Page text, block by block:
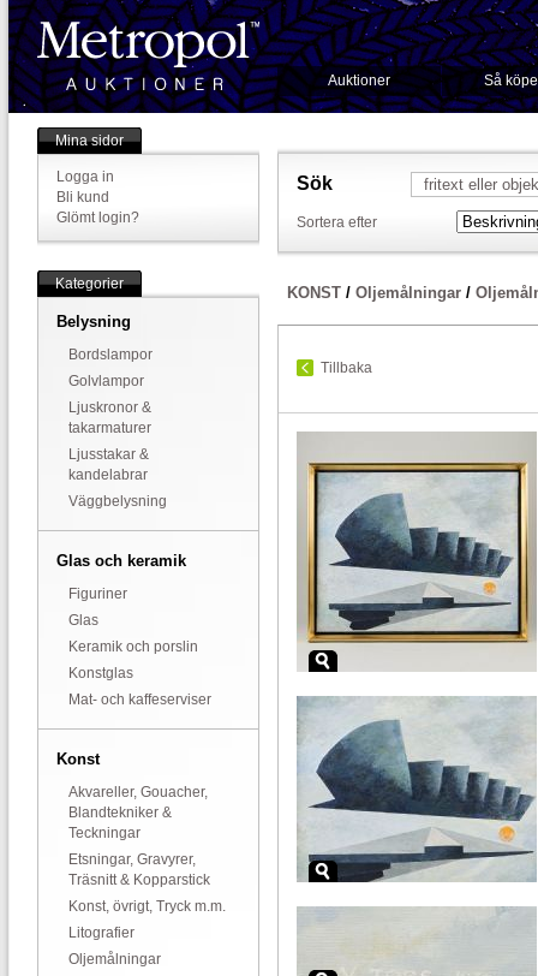
Auktioner Så
Mina sidor
Logga in
Bli kund
Glömt login?
Kategorier
Belysning
Bordslampor
Golvlampor
Ljuskronor &
takarmaturer
Ljusstakar &
kandelabrar
Väggbelysning
Glas och keramik
Figuriner
Glas
Keramik och porslin
Konstglas
Mat- och kaffeserviser
Konst
Akvareller, Gouacher,
Blandtekniker &
Teckningar
Etsningar, Gravyrer,
Träsnitt & Kopparstick
Konst, övrigt, Tryck m.m.
Litografier
Oljemålningar
Sök
Sortera efter
KONST / Oljemålningar /
Tillbaka